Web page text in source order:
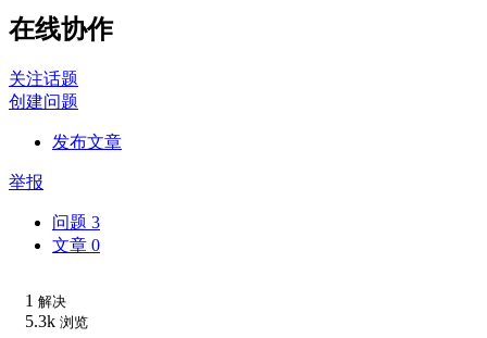
在线协作
关注话题
创建问题
发布文章
举报
问题 3
文章 0
1 解决
5.3k 浏览